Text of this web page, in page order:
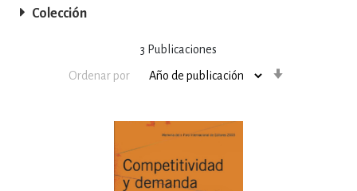
3 Publicaciones
Ordenar por
Colección